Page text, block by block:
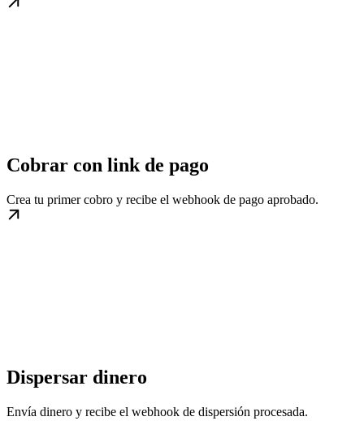
Cobrar con link de pago
Crea tu primer cobro y recibe el webhook de pago aprobado.
Dispersar dinero
Envía dinero y recibe el webhook de dispersión procesada.